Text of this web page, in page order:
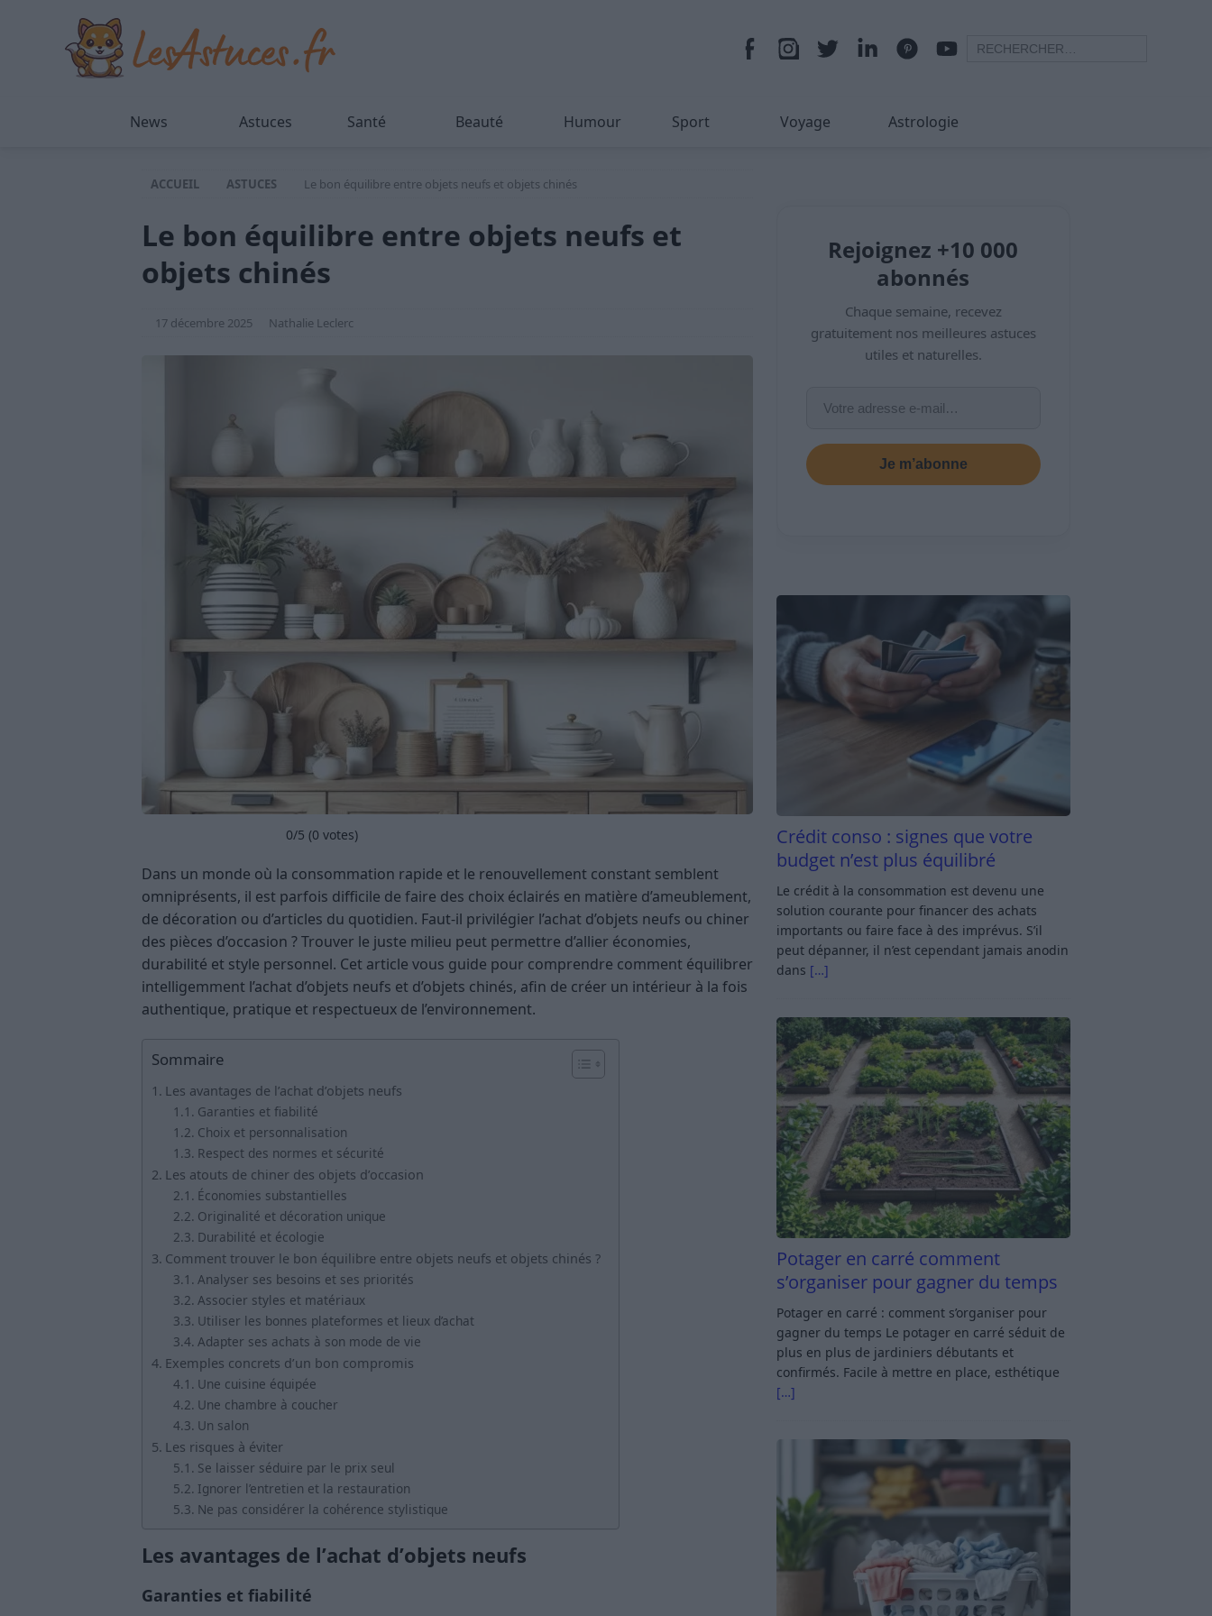
News Astuces Santé Beauté Humour Sport Voyage Astrologie
ACCUEIL ASTUCES Le bon équilibre entre objets neufs et objets chinés
Le bon équilibre entre objets neufs et
objets chinés
17 décembre 2025 Nathalie Leclerc
0/5 (0 votes)
Dans un monde où la consommation rapide et le renouvellement constant semblent
omniprésents, il est parfois difficile de faire des choix éclairés en matière d’ameublement,
de décoration ou d’articles du quotidien. Faut-il privilégier l’achat d’objets neufs ou chiner
des pièces d’occasion ? Trouver le juste milieu peut permettre d’allier économies,
durabilité et style personnel. Cet article vous guide pour comprendre comment équilibrer
intelligemment l’achat d’objets neufs et d’objets chinés, afin de créer un intérieur à la fois
authentique, pratique et respectueux de l’environnement.
Sommaire
Les avantages de l’achat d’objets neufs
Garanties et fiabilité
Choix et personnalisation
Respect des normes et sécurité
Les atouts de chiner des objets d’occasion
Économies substantielles
Originalité et décoration unique
Durabilité et écologie
Comment trouver le bon équilibre entre objets neufs et objets chinés ?
Analyser ses besoins et ses priorités
Associer styles et matériaux
Utiliser les bonnes plateformes et lieux d’achat
Adapter ses achats à son mode de vie
Exemples concrets d’un bon compromis
Une cuisine équipée
Une chambre à coucher
Un salon
Les risques à éviter
Se laisser séduire par le prix seul
Ignorer l’entretien et la restauration
Ne pas considérer la cohérence stylistique
Les avantages de l’achat d’objets neufs
Garanties et fiabilité
Rejoignez +10 000
abonnés
Chaque semaine, recevez
gratuitement nos meilleures astuces
utiles et naturelles.
Je m’abonne
Crédit conso : signes que votre
budget n’est plus équilibré
Le crédit à la consommation est devenu une
solution courante pour financer des achats
importants ou faire face à des imprévus. S’il
peut dépanner, il n’est cependant jamais anodin
dans […]
Potager en carré comment
s’organiser pour gagner du temps
Potager en carré : comment s’organiser pour
gagner du temps Le potager en carré séduit de
plus en plus de jardiniers débutants et
confirmés. Facile à mettre en place, esthétique
[…]